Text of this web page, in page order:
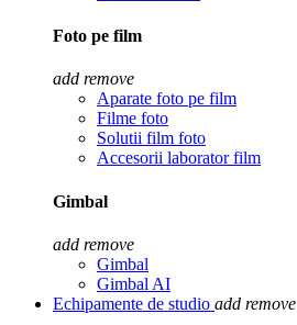
Foto pe film
add remove
Aparate foto pe film
Filme foto
Solutii film foto
Accesorii laborator film
Gimbal
add remove
Gimbal
Gimbal AI
Echipamente de studio add remove